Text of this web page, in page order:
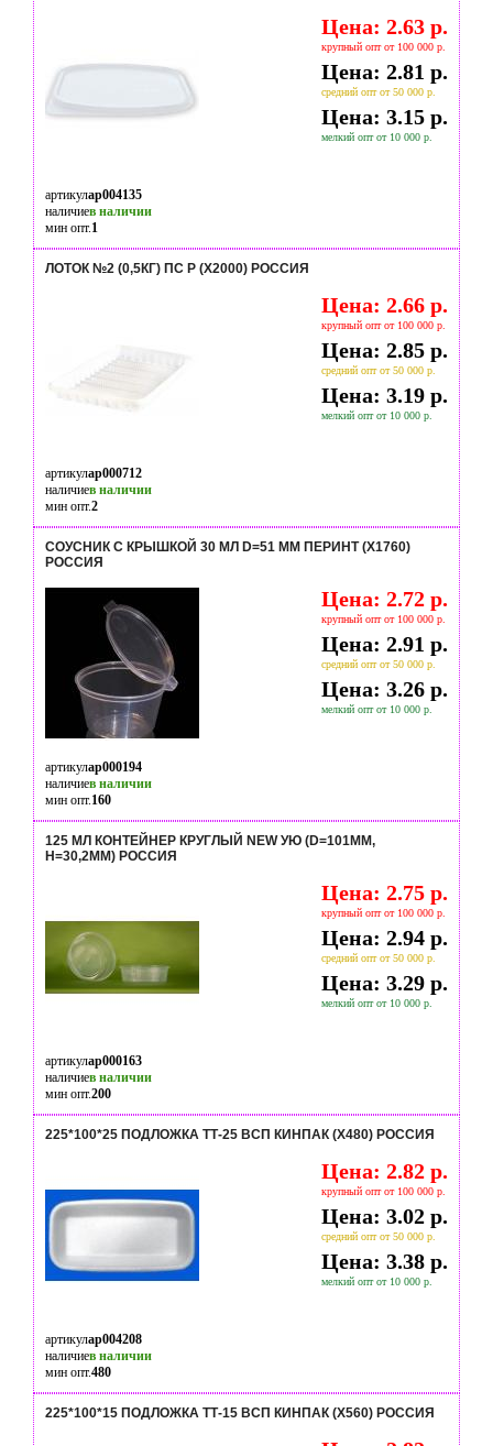
Цена: 2.63 р.
крупный опт от 100 000 р.
Цена: 2.81 р.
средний опт от 50 000 р.
Цена: 3.15 р.
мелкий опт от 10 000 р.
артикулap004135
наличиев наличии
мин опт.1
ЛОТОК №2 (0,5КГ) ПС Р (Х2000) РОССИЯ
Цена: 2.66 р.
крупный опт от 100 000 р.
Цена: 2.85 р.
средний опт от 50 000 р.
Цена: 3.19 р.
мелкий опт от 10 000 р.
артикулap000712
наличиев наличии
мин опт.2
СОУСНИК С КРЫШКОЙ 30 МЛ D=51 ММ ПЕРИНТ (Х1760)
РОССИЯ
Цена: 2.72 р.
крупный опт от 100 000 р.
Цена: 2.91 р.
средний опт от 50 000 р.
Цена: 3.26 р.
мелкий опт от 10 000 р.
артикулap000194
наличиев наличии
мин опт.160
125 МЛ КОНТЕЙНЕР КРУГЛЫЙ NEW УЮ (D=101ММ,
H=30,2ММ) РОССИЯ
Цена: 2.75 р.
крупный опт от 100 000 р.
Цена: 2.94 р.
средний опт от 50 000 р.
Цена: 3.29 р.
мелкий опт от 10 000 р.
артикулap000163
наличиев наличии
мин опт.200
225*100*25 ПОДЛОЖКА ТТ-25 ВСП КИНПАК (Х480) РОССИЯ
Цена: 2.82 р.
крупный опт от 100 000 р.
Цена: 3.02 р.
средний опт от 50 000 р.
Цена: 3.38 р.
мелкий опт от 10 000 р.
артикулap004208
наличиев наличии
мин опт.480
225*100*15 ПОДЛОЖКА ТТ-15 ВСП КИНПАК (Х560) РОССИЯ